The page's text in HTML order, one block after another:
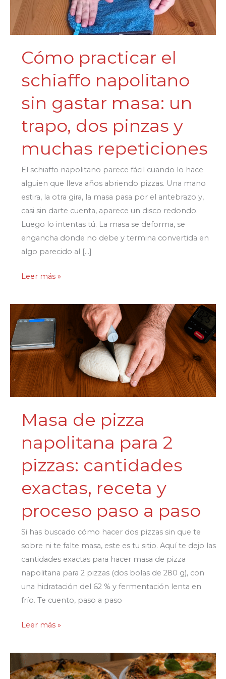
Cómo practicar el
schiaffo napolitano
sin gastar masa: un
trapo, dos pinzas y
muchas repeticiones
El schiaffo napolitano parece fácil cuando lo hace
alguien que lleva años abriendo pizzas. Una mano
estira, la otra gira, la masa pasa por el antebrazo y,
casi sin darte cuenta, aparece un disco redondo.
Luego lo intentas tú. La masa se deforma, se
engancha donde no debe y termina convertida en
algo parecido al […]
Cómo
el
schiaffo
napolitano
sin
gastar
masa:
un
trapo,
dos
pinzas
y
muchas
repeticiones
Leer más »
Masa de pizza
napolitana para 2
pizzas: cantidades
exactas, receta y
proceso paso a paso
Si has buscado cómo hacer dos pizzas sin que te
sobre ni te falte masa, este es tu sitio. Aquí te dejo las
cantidades exactas para hacer masa de pizza
napolitana para 2 pizzas (dos bolas de 280 g), con
una hidratación del 62 % y fermentación lenta en
frío. Te cuento, paso a paso
Masa
pizza
napolitana
Leer más »